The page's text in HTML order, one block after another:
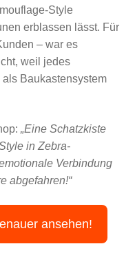
Style
erblassen lässt. Für
– war es
weil jedes
Baukastensystem
„Eine Schatzkiste
in Zebra-
Verbindung
abgefahren!“
ansehen!